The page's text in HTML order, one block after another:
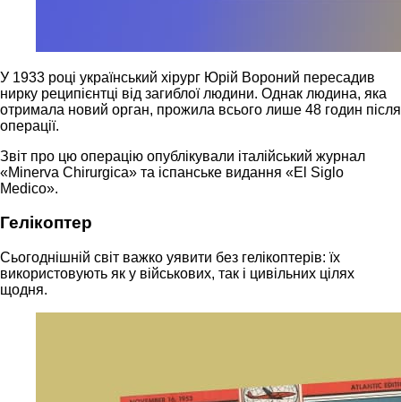
У 1933 році український хірург Юрій Вороний пересадив
нирку реципієнтці від загиблої людини. Однак людина, яка
отримала новий орган, прожила всього лише 48 годин після
операції.
Звіт про цю операцію опублікували італійський журнал
«Minerva Chirurgica» та іспанське видання «El Siglo
Medico».
Гелікоптер
Сьогоднішній світ важко уявити без гелікоптерів: їх
використовують як у військових, так і цивільних цілях
щодня.